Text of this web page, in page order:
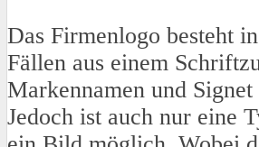
Das Firmenlogo besteht
Fällen aus einem
Markennamen und
Jedoch ist auch nur eine